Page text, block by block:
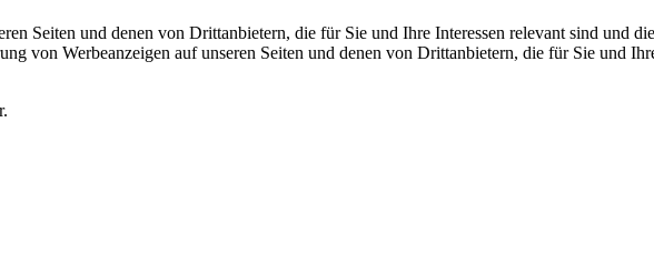
Seiten und denen von Drittanbietern, die für Sie und Ihre Interessen relevant sind und
von Werbeanzeigen auf unseren Seiten und denen von Drittanbietern, die für Sie und